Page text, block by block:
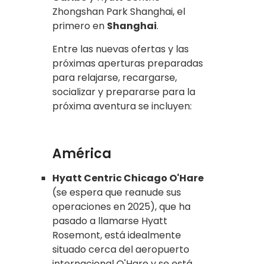
Zhongshan Park Shanghai, el
primero en Shanghai.
Entre las nuevas ofertas y las
próximas aperturas preparadas
para relajarse, recargarse,
socializar y prepararse para la
próxima aventura se incluyen:
América
Hyatt Centric Chicago O'Hare
(se espera que reanude sus
operaciones en 2025), que ha
pasado a llamarse Hyatt
Rosemont, está idealmente
situado cerca del aeropuerto